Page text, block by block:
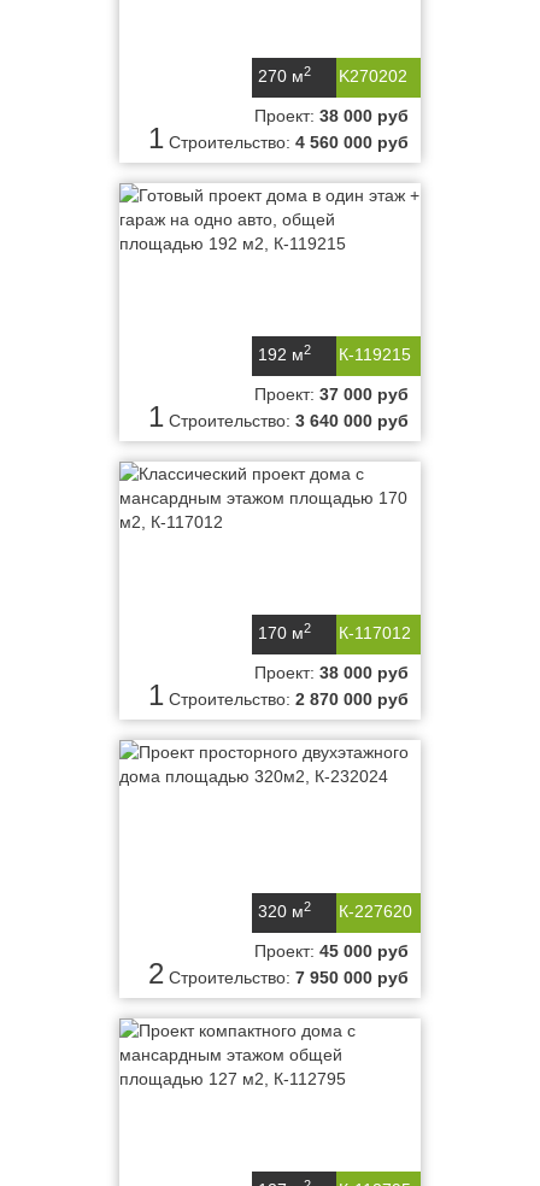
K270202
270 м2
1
Проект: 38 000 руб
Строительство: 4 560 000 руб
К-119215
192 м2
1
Проект: 37 000 руб
Строительство: 3 640 000 руб
К-117012
170 м2
1
Проект: 38 000 руб
Строительство: 2 870 000 руб
К-227620
320 м2
2
Проект: 45 000 руб
Строительство: 7 950 000 руб